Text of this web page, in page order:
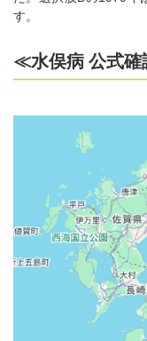
す。
≪水俣病 公式